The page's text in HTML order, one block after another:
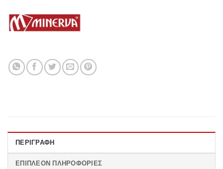
ΠΕΡΙΓΡΑΦΉ
ΕΠΙΠΛΈΟΝ ΠΛΗΡΟΦΟΡΊΕΣ